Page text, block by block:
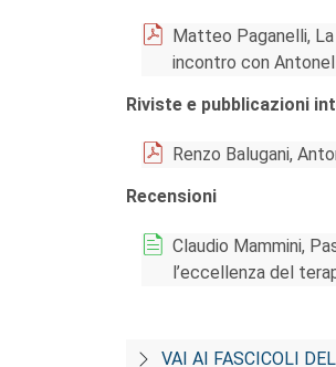
Matteo Paganelli,
incontro con
Riviste e pubblicazioni
Renzo Balugani,
Recensioni
Claudio Mammini,
l’eccellenza del
VAI AI FASCICOLI